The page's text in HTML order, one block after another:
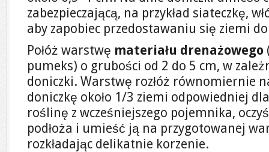
zabezpieczającą, na przykład siateczkę,
aby zapobiec przedostawaniu się ziemi
Połóż warstwę materiału drenażowego
pumeks) o grubości od 2 do 5 cm, w
doniczki. Warstwę rozłóż równomiernie
doniczkę około 1/3 ziemi odpowiedniej
roślinę z wcześniejszego pojemnika,
podłoża i umieść ją na przygotowanej
rozkładając delikatnie korzenie.